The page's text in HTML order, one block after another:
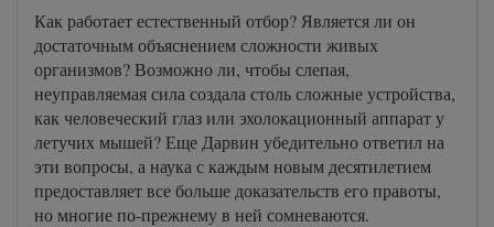
Как работает естественный отбор? Является ли он
достаточным объяснением сложности живых
организмов? Возможно ли, чтобы слепая,
неуправляемая сила создала столь сложные устройства,
как человеческий глаз или эхолокационный аппарат у
летучих мышей? Еще Дарвин убедительно ответил на
эти вопросы, а наука с каждым новым десятилетием
предоставляет все больше доказательств его правоты,
но многие по-прежнему в ней сомневаются.